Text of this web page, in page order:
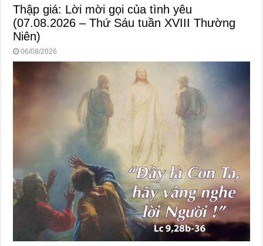
Thập giá: Lời mời gọi của tình yêu
(07.08.2026 – Thứ Sáu tuần XVIII Thường
Niên)
06/08/2026